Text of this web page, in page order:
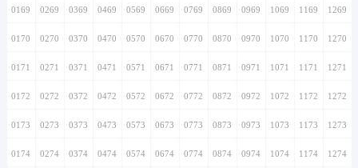
0169 0269 0369 0469 0569 0669 0769 0869 0969 1069 1169 1269
0170 0270 0370 0470 0570 0670 0770 0870 0970 1070 1170 1270
0171 0271 0371 0471 0571 0671 0771 0871 0971 1071 1171 1271
0172 0272 0372 0472 0572 0672 0772 0872 0972 1072 1172 1272
0173 0273 0373 0473 0573 0673 0773 0873 0973 1073 1173 1273
0174 0274 0374 0474 0574 0674 0774 0874 0974 1074 1174 1274